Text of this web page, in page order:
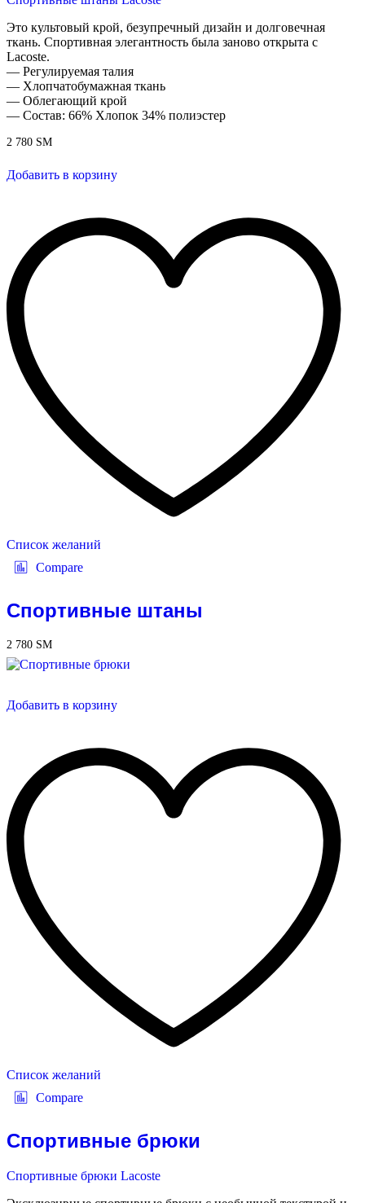
Это культовый крой, безупречный дизайн и долговечная
ткань. Спортивная элегантность была заново открыта с
Lacoste.
— Регулируемая талия
— Хлопчатобумажная ткань
— Облегающий крой
— Состав: 66% Хлопок 34% полиэстер
2 780 ЅМ
Добавить в корзину
Список желаний
Compare
Спортивные штаны
2 780 ЅМ
Добавить в корзину
Список желаний
Compare
Спортивные брюки
Спортивные брюки Lacoste